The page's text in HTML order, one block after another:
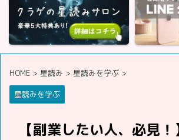
HOME > 星読み > 星読みを学ぶ >
星読みを学ぶ
【副業したい人、必見